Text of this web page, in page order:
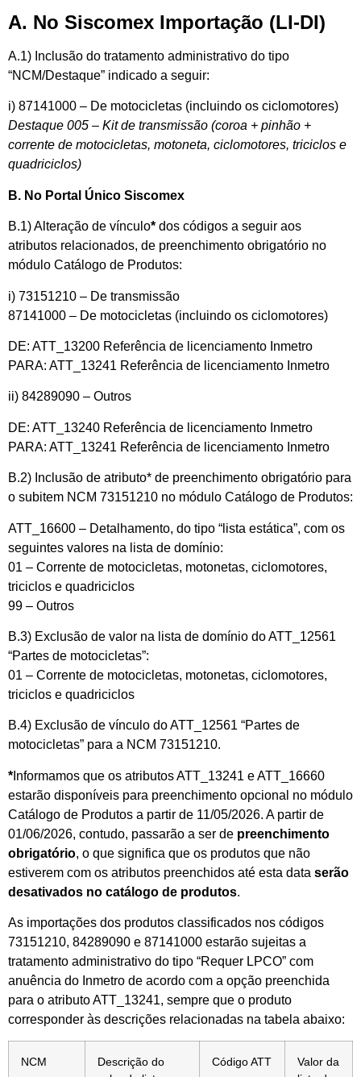
A. No Siscomex Importação (LI-DI)
A.1) Inclusão do tratamento administrativo do tipo
“NCM/Destaque” indicado a seguir:
i) 87141000 – De motocicletas (incluindo os ciclomotores)
Destaque 005 – Kit de transmissão (coroa + pinhão +
corrente de motocicletas, motoneta, ciclomotores, triciclos e
quadriciclos)
B. No Portal Único Siscomex
B.1) Alteração de vínculo* dos códigos a seguir aos
atributos relacionados, de preenchimento obrigatório no
módulo Catálogo de Produtos:
i) 73151210 – De transmissão
87141000 – De motocicletas (incluindo os ciclomotores)
DE: ATT_13200 Referência de licenciamento Inmetro
PARA: ATT_13241 Referência de licenciamento Inmetro
ii) 84289090 – Outros
DE: ATT_13240 Referência de licenciamento Inmetro
PARA: ATT_13241 Referência de licenciamento Inmetro
B.2) Inclusão de atributo* de preenchimento obrigatório para
o subitem NCM 73151210 no módulo Catálogo de Produtos:
ATT_16600 – Detalhamento, do tipo “lista estática”, com os
seguintes valores na lista de domínio:
01 – Corrente de motocicletas, motonetas, ciclomotores,
triciclos e quadriciclos
99 – Outros
B.3) Exclusão de valor na lista de domínio do ATT_12561
“Partes de motocicletas”:
01 – Corrente de motocicletas, motonetas, ciclomotores,
triciclos e quadriciclos
B.4) Exclusão de vínculo do ATT_12561 “Partes de
motocicletas” para a NCM 73151210.
* Informamos que os atributos ATT_13241 e ATT_16660
estarão disponíveis para preenchimento opcional no módulo
Catálogo de Produtos a partir de 11/05/2026. A partir de
01/06/2026, contudo, passarão a ser de preenchimento
obrigatório, o que significa que os produtos que não
estiverem com os atributos preenchidos até esta data serão
desativados no catálogo de produtos.
As importações dos produtos classificados nos códigos
73151210, 84289090 e 87141000 estarão sujeitas a
tratamento administrativo do tipo “Requer LPCO” com
anuência do Inmetro de acordo com a opção preenchida
para o atributo ATT_13241, sempre que o produto
corresponder às descrições relacionadas na tabela abaixo:
NCM
Descrição do
Código ATT
Valor da